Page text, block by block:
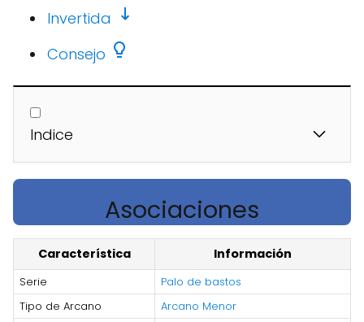
Invertida
Consejo
Indice
Asociaciones
Característica Información
Serie
Palo de bastos
Tipo de Arcano
Arcano Menor